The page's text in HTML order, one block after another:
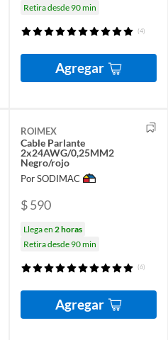
Retira desde 90 min
(4)
Agregar
ROIMEX
Cable Parlante
2x24AWG/0,25MM2
Negro/rojo
Por SODIMAC
$ 590
Llega en 2 horas
Retira desde 90 min
(6)
Agregar